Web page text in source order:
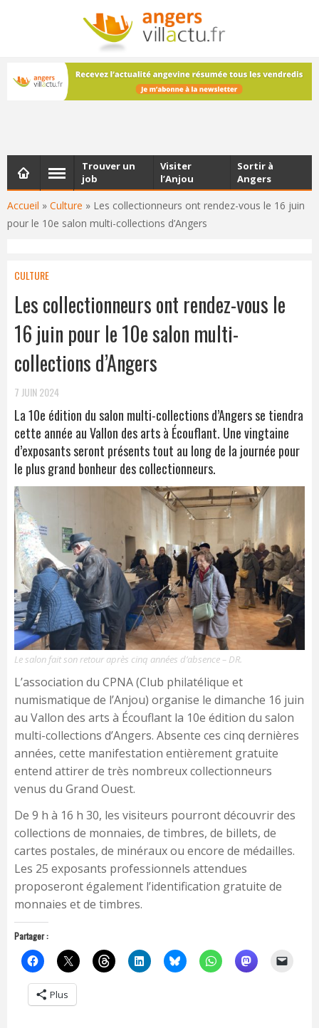
NEWSLETTER
Les dernières actualités d'Angers, chaque vendredi dans
votre boîte e-mail
Accueil » Culture » Les collectionneurs ont rendez-vous le 16 juin
pour le 10e salon multi-collections d’Angers
Trouver un
job
Visiter
l’Anjou
Sortir à
Angers
CULTURE
Les collectionneurs ont rendez-vous le
16 juin pour le 10e salon multi-
collections d’Angers
7 JUIN 2024
La 10e édition du salon multi-collections d’Angers se tiendra
cette année au Vallon des arts à Écouflant. Une vingtaine
d’exposants seront présents tout au long de la journée pour
le plus grand bonheur des collectionneurs.
Le salon fait son retour après cinq années d’absence – DR.
L’association du CPNA (Club philatélique et
numismatique de l’Anjou) organise le dimanche 16 juin
au Vallon des arts à Écouflant la 10e édition du salon
multi-collections d’Angers. Absente ces cinq dernières
années, cette manifestation entièrement gratuite
entend attirer de très nombreux collectionneurs
venus du Grand Ouest.
De 9 h à 16 h 30, les visiteurs pourront découvrir des
collections de monnaies, de timbres, de billets, de
cartes postales, de minéraux ou encore de médailles.
Les 25 exposants professionnels attendues
proposeront également l’identification gratuite de
monnaies et de timbres.
Partager :
Plus